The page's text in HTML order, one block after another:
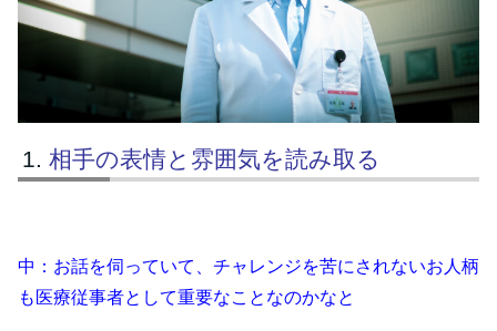
相手の表情と雰囲気を読み取る
中：お話を伺っていて、チャレンジを苦にされないお人柄
も医療従事者として重要なことなのかなと